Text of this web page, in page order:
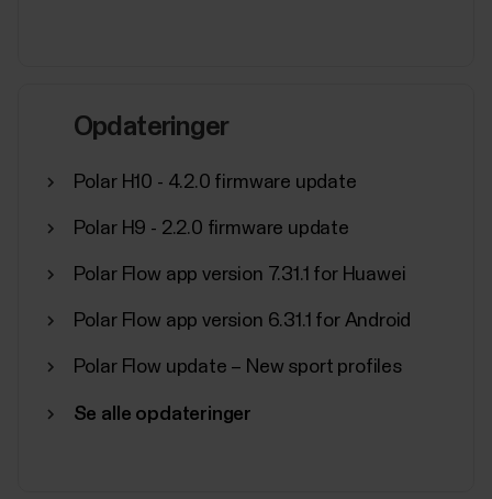
Opdateringer
Polar H10 - 4.2.0 firmware update
Polar H9 - 2.2.0 firmware update
Polar Flow app version 7.31.1 for Huawei
Polar Flow app version 6.31.1 for Android
Polar Flow update – New sport profiles
Se alle opdateringer